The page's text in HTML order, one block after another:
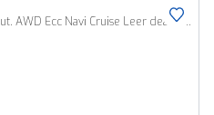
JAGUAR Xe 2.0D 180PK Prestige Aut. AWD Ecc Navi Cruise Leer dealerauto!